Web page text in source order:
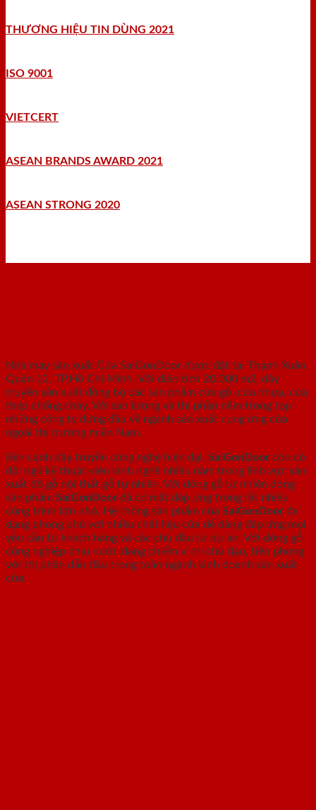
THƯƠNG HIỆU TIN DÙNG 2021
ISO 9001
VIETCERT
ASEAN BRANDS AWARD 2021
ASEAN STRONG 2020
Nhà máy sản xuất Cửa SaiGonDoor được đặt tại Thạnh Xuân,
Quận 12, TP.Hồ Chí Minh. Với diện tích 20.000 m2, dây
truyền sản xuất đồng bộ các sản phẩm cửa gỗ ,cửa nhựa, cửa
thép chống cháy. Với sản lượng và thị phần nằm trong top
những công ty đứng đầu về ngành sản xuất cung ứng cửa
ngoài thị trường miền Nam.
Bên cạnh dây truyền công nghệ hiện đại, SaiGonDoor còn có
đội ngũ kỹ thuật viên lành nghề nhiều năm trong lĩnh vực sản
xuất đồ gỗ nội thất gỗ tự nhiên. Với dòng gỗ tự nhiên dòng
sản phẩm SaiGonDoor đã có mặt đáp ứng trong rất nhiều
công trình lớn nhỏ. Hệ thống sản phẩm của SaiGonDoor đa
dạng phong phú với nhiều chất liệu cửa dễ dàng đáp ứng mọi
yêu cầu từ khách hàng và các chủ đầu tư dự án. Với dòng gỗ
công nghiệp chịu nước đang chiếm vị trí chủ đạo, tiên phong
với thị phần dẫn đầu trong toàn ngành kinh doanh sản xuất
cửa.